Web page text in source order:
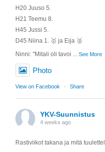
H20 Juuso 5.
H21 Teemu 8.
H45 Jussi 5.
D45 Niina 1. 🥇 ja Eija 🥈
Ninni: "Mitali oli tavoi ... See More
Photo
View on Facebook · Share
YKV-Suunnistus
4 weeks ago
Rastiviikot takana ja mitä